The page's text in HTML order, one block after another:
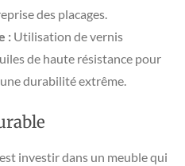
des placages.
: Utilisation de vernis
de haute résistance pour
durabilité extrême.
investir dans un meuble qui